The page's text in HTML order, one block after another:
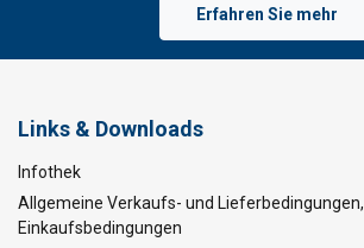
Erfahren Sie mehr
Links & Downloads
Infothek
Allgemeine Verkaufs- und Lieferbedingungen,
Einkaufsbedingungen